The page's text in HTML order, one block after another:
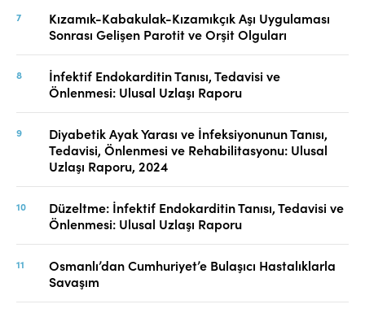
Kızamık-Kabakulak-Kızamıkçık Aşı Uygulaması
Sonrası Gelişen Parotit ve Orşit Olguları
İnfektif Endokarditin Tanısı, Tedavisi ve
Önlenmesi: Ulusal Uzlaşı Raporu
Diyabetik Ayak Yarası ve İnfeksiyonunun Tanısı,
Tedavisi, Önlenmesi ve Rehabilitasyonu: Ulusal
Uzlaşı Raporu, 2024
Düzeltme: İnfektif Endokarditin Tanısı, Tedavisi ve
Önlenmesi: Ulusal Uzlaşı Raporu
Osmanlı’dan Cumhuriyet’e Bulaşıcı Hastalıklarla
Savaşım